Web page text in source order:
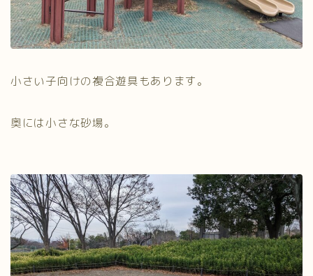
小さい子向けの複合遊具もあります。
奥には小さな砂場。